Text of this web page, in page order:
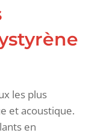
les plus
et acoustique.
en